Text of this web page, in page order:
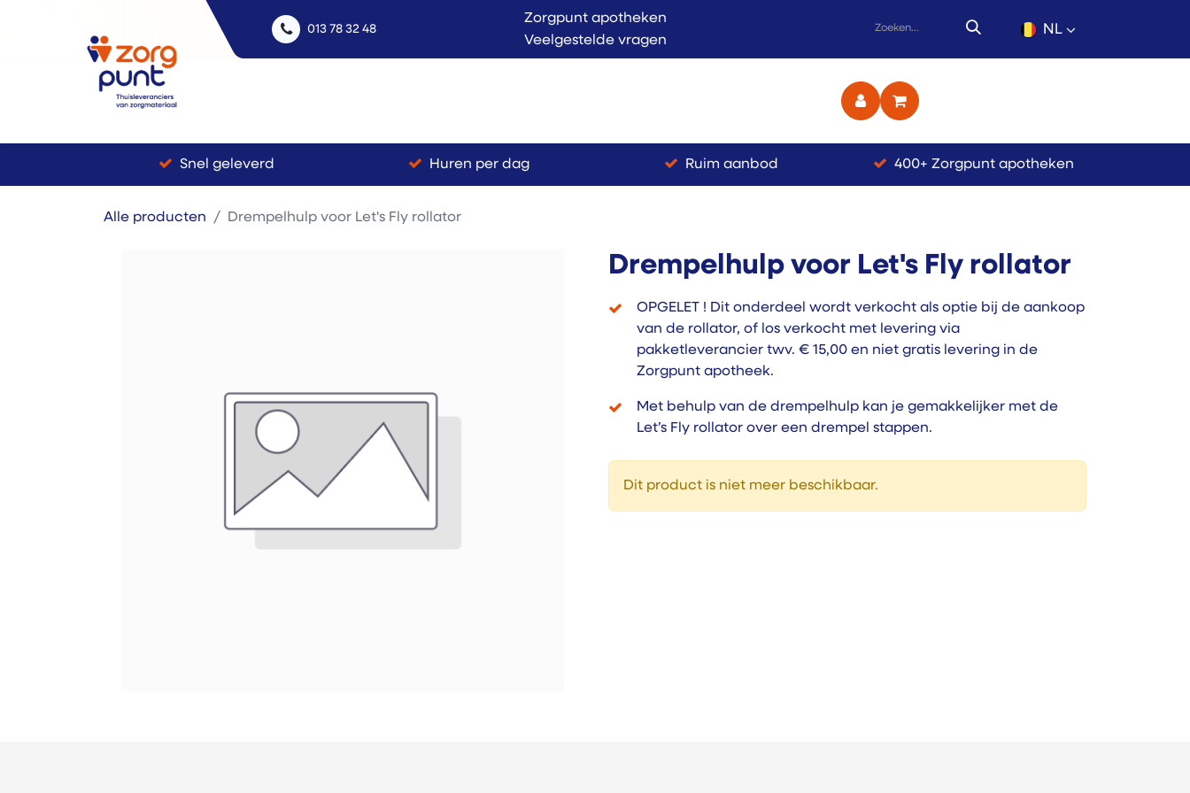
013 78 32 48
Zorgpunt apotheken
Veelgestelde vragen
NL
Snel geleverd Huren per dag Ruim aanbod 400+ Zorgpunt apotheken
Alle producten Drempelhulp voor Let's Fly rollator
Drempelhulp voor Let's Fly rollator
OPGELET ! Dit onderdeel wordt verkocht als optie bij de aankoop
van de rollator, of los verkocht met levering via
pakketleverancier twv. € 15,00 en niet gratis levering in de
Zorgpunt apotheek.
Met behulp van de drempelhulp kan je gemakkelijker met de
Let’s Fly rollator over een drempel stappen.
Dit product is niet meer beschikbaar.